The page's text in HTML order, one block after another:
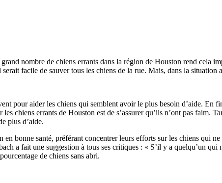
nombre de chiens errants dans la région de Houston rend cela
facile de sauver tous les chiens de la rue. Mais, dans la situation
pour aider les chiens qui semblent avoir le plus besoin d’aide. En
chiens errants de Houston est de s’assurer qu’ils n’ont pas faim.
plus d’aide.
bonne santé, préférant concentrer leurs efforts sur les chiens qui
a fait une suggestion à tous ses critiques : « S’il y a quelqu’un
de chiens sans abri.